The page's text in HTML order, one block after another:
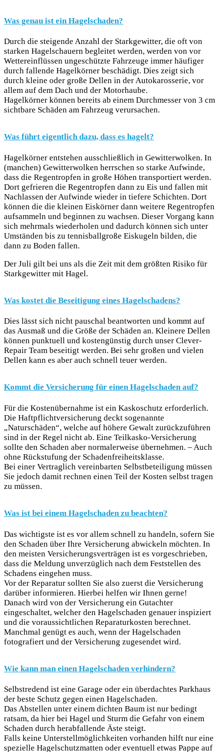
Was genau ist ein Hagelschaden?
Durch die steigende Anzahl der Starkgewitter, die oft von
starken Hagelschauern begleitet werden, werden von vor
Wettereinflüssen ungeschützte Fahrzeuge immer häufiger
durch fallende Hagelkörner beschädigt. Dies zeigt sich
durch kleine oder große Dellen in der Autokarosserie, vor
allem auf dem Dach und der Motorhaube.
Hagelkörner können bereits ab einem Durchmesser von 3 cm
sichtbare Schäden am Fahrzeug verursachen.
Was führt eigentlich dazu, dass es hagelt?
Hagelkörner entstehen ausschließlich in Gewitterwolken. In
(manchen) Gewitterwolken herrschen so starke Aufwinde,
dass die Regentropfen in große Höhen transportiert werden.
Dort gefrieren die Regentropfen dann zu Eis und fallen mit
Nachlassen der Aufwinde wieder in tiefere Schichten. Dort
können die die kleinen Eiskörner dann weitere Regentropfen
aufsammeln und beginnen zu wachsen. Dieser Vorgang kann
sich mehrmals wiederholen und dadurch können sich unter
Umständen bis zu tennisballgroße Eiskugeln bilden, die
dann zu Boden fallen.
Der Juli gilt bei uns als die Zeit mit dem größten Risiko für
Starkgewitter mit Hagel.
Was kostet die Beseitigung eines Hagelschadens?
Dies lässt sich nicht pauschal beantworten und kommt auf
das Ausmaß und die Größe der Schäden an. Kleinere Dellen
können punktuell und kostengünstig durch unser Clever-
Repair Team beseitigt werden. Bei sehr großen und vielen
Dellen kann es aber auch schnell teuer werden.
Kommt die Versicherung für einen Hagelschaden auf?
Für die Kostenübernahme ist ein Kaskoschutz erforderlich.
Die Haftpflichtversicherung deckt sogenannte
„Naturschäden“, welche auf höhere Gewalt zurückzuführen
sind in der Regel nicht ab. Eine Teilkasko-Versicherung
sollte den Schaden aber normalerweise übernehmen. – Auch
ohne Rückstufung der Schadenfreiheitsklasse.
Bei einer Vertraglich vereinbarten Selbstbeteiligung müssen
Sie jedoch damit rechnen einen Teil der Kosten selbst tragen
zu müssen.
Was ist bei einem Hagelschaden zu beachten?
Das wichtigste ist es vor allem schnell zu handeln, sofern Sie
den Schaden über Ihre Versicherung abwickeln möchten. In
den meisten Versicherungsverträgen ist es vorgeschrieben,
dass die Meldung unverzüglich nach dem Feststellen des
Schadens eingehen muss.
Vor der Reparatur sollten Sie also zuerst die Versicherung
darüber informieren. Hierbei helfen wir Ihnen gerne!
Danach wird von der Versicherung ein Gutachter
eingeschaltet, welcher den Hagelschaden genauer inspiziert
und die voraussichtlichen Reparaturkosten berechnet.
Manchmal genügt es auch, wenn der Hagelschaden
fotografiert und der Versicherung zugesendet wird.
Wie kann man einen Hagelschaden verhindern?
Selbstredend ist eine Garage oder ein überdachtes Parkhaus
der beste Schutz gegen einen Hagelschaden.
Das Abstellen unter einem dichten Baum ist nur bedingt
ratsam, da hier bei Hagel und Sturm die Gefahr von einem
Schaden durch herabfallende Äste steigt.
Falls keine Unterstellmöglichkeiten vorhanden hilft nur eine
spezielle Hagelschutzmatten oder eventuell etwas Pappe auf